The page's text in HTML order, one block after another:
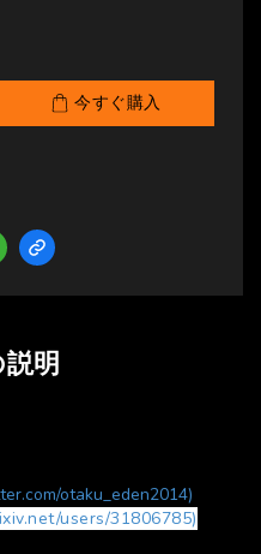
今すぐ購入
明
otaku_eden2014)
users/31806785)